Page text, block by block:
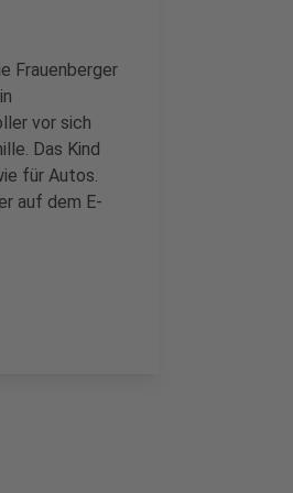
Frauenberger
vor sich
Das Kind
für Autos.
auf dem E-